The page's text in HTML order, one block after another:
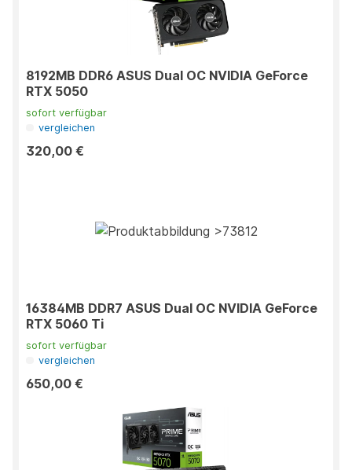
8192MB DDR6 ASUS Dual OC NVIDIA GeForce
RTX 5050
sofort verfügbar
vergleichen
320,00 €
16384MB DDR7 ASUS Dual OC NVIDIA GeForce
RTX 5060 Ti
sofort verfügbar
vergleichen
650,00 €